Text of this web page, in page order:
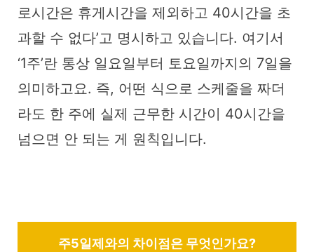
로시간은 휴게시간을 제외하고 40시간을 초
과할 수 없다’고 명시하고 있습니다. 여기서
‘1주’란 통상 일요일부터 토요일까지의 7일을
의미하고요. 즉, 어떤 식으로 스케줄을 짜더
라도 한 주에 실제 근무한 시간이 40시간을
넘으면 안 되는 게 원칙입니다.
주5일제와의 차이점은 무엇인가요?